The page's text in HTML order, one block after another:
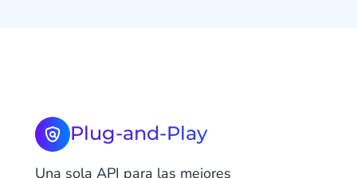
Plug-and-Play
Una sola API para las mejores